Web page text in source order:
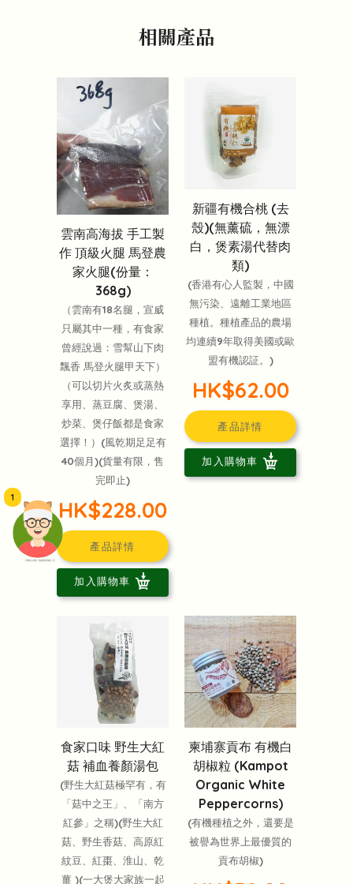
頭像生成器: 快樂家庭網上店
1
相關產品
雲南高海拔 手工製
作 頂級火腿 馬登農
家火腿(份量：
368g)
（雲南有18名腿，宣威
只屬其中一種，有食家
曾經說過：雪幫山下肉
飄香 馬登火腿甲天下）
（可以切片火炙或蒸熱
享用、蒸豆腐、煲湯、
炒菜、煲仔飯都是食家
選擇！）(風乾期足足有
40個月)(貨量有限，售
完即止)
HK$228.00
產品詳情
加入購物車
新疆有機合桃 (去
殼)(無薰硫，無漂
白，煲素湯代替肉
類)
(香港有心人監製，中國
無污染、遠離工業地區
種植。種植產品的農場
均連續9年取得美國或歐
盟有機認証。)
HK$62.00
產品詳情
加入購物車
食家口味 野生大紅
菇 補血養顏湯包
(野生大紅菇極罕有，有
「菇中之王」、「南方
紅參」之稱)(野生大紅
菇、野生香菇、高原紅
紋豆、紅棗、淮山、乾
薑 )(一大煲大家族一起
柬埔寨貢布 有機白
胡椒粒 (Kampot
Organic White
Peppercorns)
(有機種植之外，還要是
被譽為世界上最優質的
貢布胡椒)